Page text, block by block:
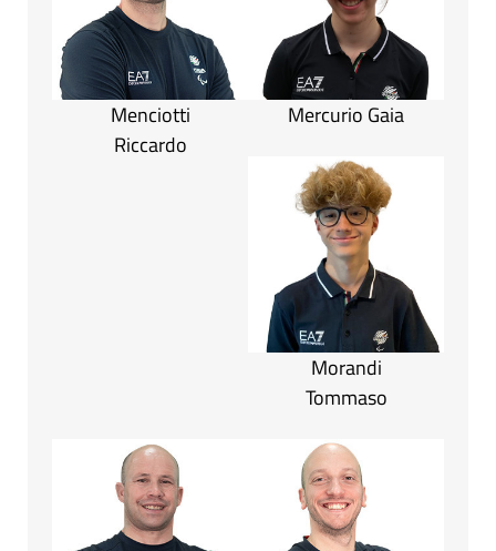
Menciotti
Riccardo
Mercurio Gaia
Morandi
Tommaso